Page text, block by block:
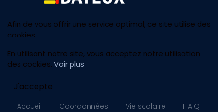
Afin de vous offrir une service optimal, ce site utilise des
cookies.
En utilisant notre site, vous acceptez notre utilisation
des cookies. Voir plus
J'accepte
Accueil Coordonnées Vie scolaire F.A.Q.